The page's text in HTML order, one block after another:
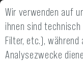
2 JAHRE GEWÄHRLEISTUNG
Wir verwenden auf
ihnen sind
Filter, etc.), während
Analysezwecke